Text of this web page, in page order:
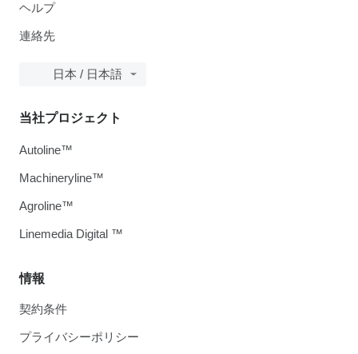
ヘルプ
連絡先
日本 / 日本語
情報
契約条件
プライバシーポリシー
当社プロジェクト
Autoline™
Machineryline™
Agroline™
Linemedia Digital ™